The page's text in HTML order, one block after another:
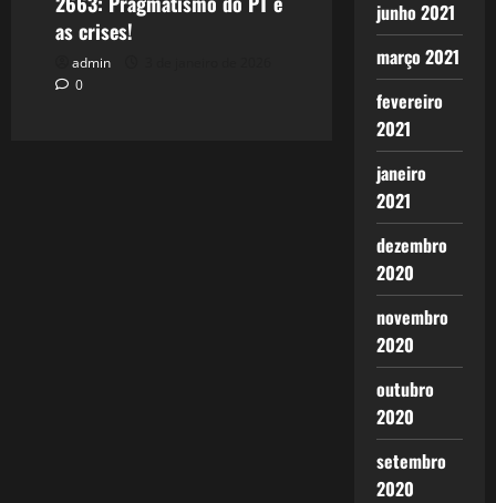
as crises!
admin
0
junho 2021
março 2021
fevereiro
2021
janeiro
2021
dezembro
2020
novembro
2020
outubro
2020
setembro
2020